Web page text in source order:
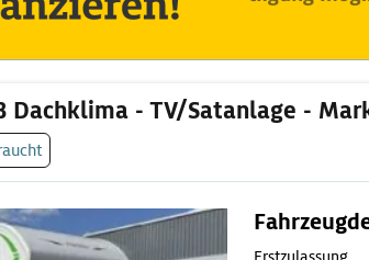
Dachklima - TV/Satanlage -